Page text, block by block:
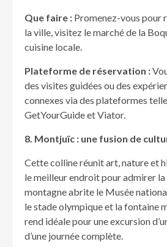
Que faire : Promenez-vous pour
la ville, visitez le marché de la
cuisine locale.
Plateforme de réservation :
des visites guidées ou des
connexes via des plateformes
GetYourGuide et Viator.
8. Montjuïc : une fusion de
Cette colline réunit art, nature et
le meilleur endroit pour admirer
montagne abrite le Musée
le stade olympique et la fontaine
rend idéale pour une excursion
d’une journée complète.